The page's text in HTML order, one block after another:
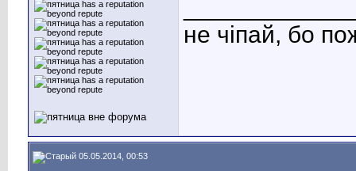
не чіпай, бо
05.05.2014, 00:53